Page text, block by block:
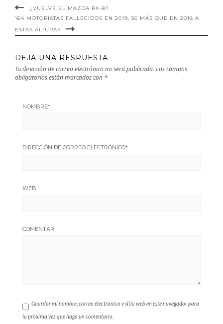
¿VUELVE EL MAZDA RX-8?
164 MOTORISTAS FALLECIDOS EN 2019, 50 MÁS QUE EN 2018 A
ESTAS ALTURAS
DEJA UNA RESPUESTA
Tu dirección de correo electrónico no será publicada. Los campos
obligatorios están marcados con *
NOMBRE*
DIRECCIÓN DE CORREO ELECTRÓNICO*
WEB
COMENTAR
Guardar mi nombre, correo electrónico y sitio web en este navegador para
la próxima vez que haga un comentario.